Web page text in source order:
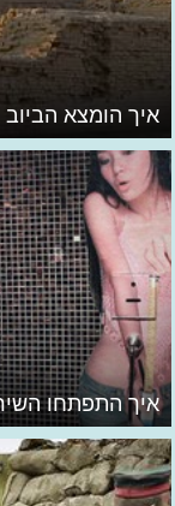
איך הומצא
איך התפתחו